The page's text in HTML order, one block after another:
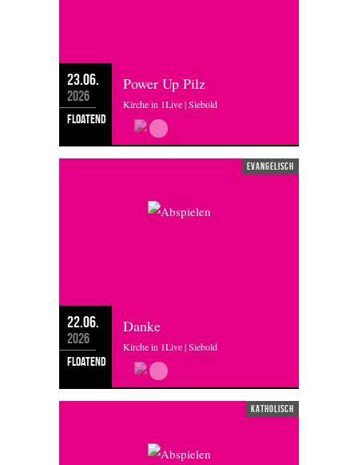
23.06.
2026
floatend
Power Up Pilz
Kirche in 1Live | Siebold
evangelisch
22.06.
2026
floatend
Danke
Kirche in 1Live | Siebold
katholisch